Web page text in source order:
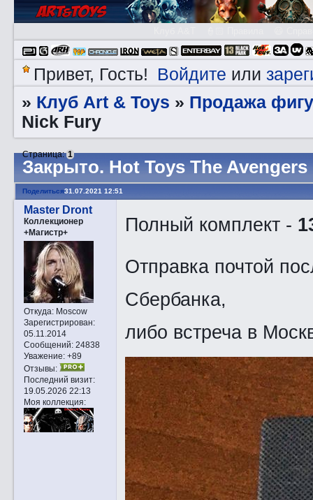
Привет, Гость! Войдите или
» Клуб Art & Toys » Продажа
Nick Fury
Закрытo. Hot Toys The
Страница:1
Поделиться31.07.2021 12:51
Master Dront
Коллекционер
+Магистр+
Откуда:Moscow
Зарегистрирован:
05.11.2014
Сообщений:24838
Уважение: +89
Отзывы:
Последний визит:
19.05.2026 22:13
Моя коллекция:
Полный комплект -
Отправка почтой
Сбербанка,
либо встреча в